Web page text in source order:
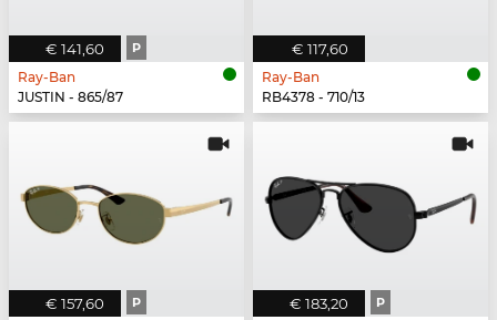
€ 141,60 P
Ray-Ban
JUSTIN - 865/87
€ 117,60
Ray-Ban
RB4378 - 710/13
€ 157,60 P € 183,20 P